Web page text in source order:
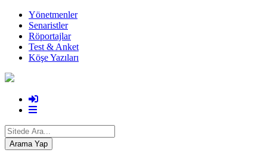
Yönetmenler
Senaristler
Röportajlar
Test & Anket
Köşe Yazıları